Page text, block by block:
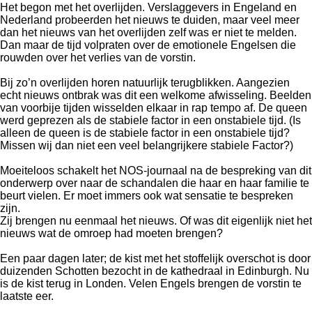
Het begon met het overlijden. Verslaggevers in Engeland en
Nederland probeerden het nieuws te duiden, maar veel meer
dan het nieuws van het overlijden zelf was er niet te melden.
Dan maar de tijd volpraten over de emotionele Engelsen die
rouwden over het verlies van de vorstin.
Bij zo’n overlijden horen natuurlijk terugblikken. Aangezien
echt nieuws ontbrak was dit een welkome afwisseling. Beelden
van voorbije tijden wisselden elkaar in rap tempo af. De queen
werd geprezen als de stabiele factor in een onstabiele tijd. (Is
alleen de queen is de stabiele factor in een onstabiele tijd?
Missen wij dan niet een veel belangrijkere stabiele Factor?)
Moeiteloos schakelt het NOS-journaal na de bespreking van dit
onderwerp over naar de schandalen die haar en haar familie te
beurt vielen. Er moet immers ook wat sensatie te bespreken
zijn.
Zij brengen nu eenmaal het nieuws. Of was dit eigenlijk niet het
nieuws wat de omroep had moeten brengen?
Een paar dagen later; de kist met het stoffelijk overschot is door
duizenden Schotten bezocht in de kathedraal in Edinburgh. Nu
is de kist terug in Londen. Velen Engels brengen de vorstin te
laatste eer.